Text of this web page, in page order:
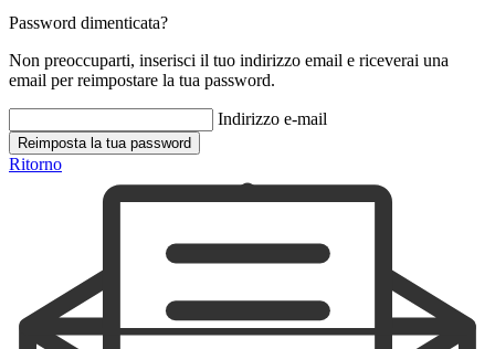
Password dimenticata?
Non preoccuparti, inserisci il tuo indirizzo email e riceverai una
email per reimpostare la tua password.
Indirizzo e-mail
Reimposta la tua password
Ritorno